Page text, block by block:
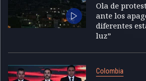
Ola de
ante los
diferentes
luz”
Colombia